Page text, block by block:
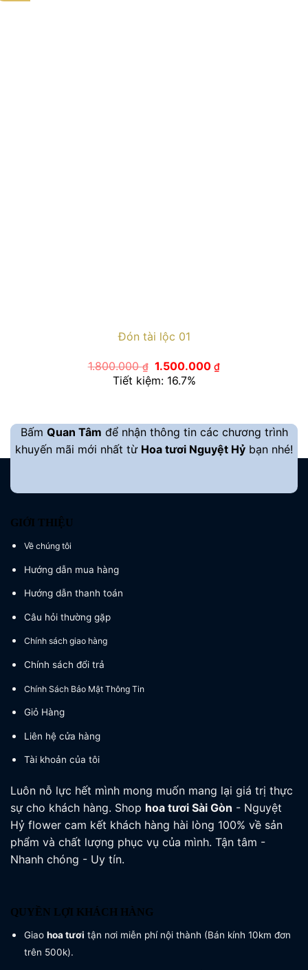
Đón tài lộc 01
1.800.000₫ Giá
gốc
là:
1.500.000₫Giá
Tiết kiệm: 16.7%
Bấm Quan Tâm để nhận thông tin các chương trình
khuyến mãi mới nhất từ Hoa tươi Nguyệt Hỷ bạn nhé!
GIỚI THIỆU
Về chúng tôi
Hướng dẫn mua hàng
Hướng dẫn thanh toán
Câu hỏi thường gặp
Chính sách giao hàng
Chính sách đổi trả
Chính Sách Bảo Mật Thông Tin
Giỏ Hàng
Liên hệ cửa hàng
Tài khoản của tôi
Luôn nỗ lực hết mình mong muốn mang lại giá trị thực
sự cho khách hàng. Shop hoa tươi Sài Gòn - Nguyệt
Hỷ flower cam kết khách hàng hài lòng 100% về sản
phẩm và chất lượng phục vụ của mình. Tận tâm -
Nhanh chóng - Uy tín.
QUYỀN LỢI KHÁCH HÀNG
Giao hoa tươi tận nơi miễn phí nội thành (Bán kính 10km đơn
trên 500k).